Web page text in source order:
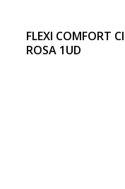
FLEXI COMFORT
ROSA 1UD